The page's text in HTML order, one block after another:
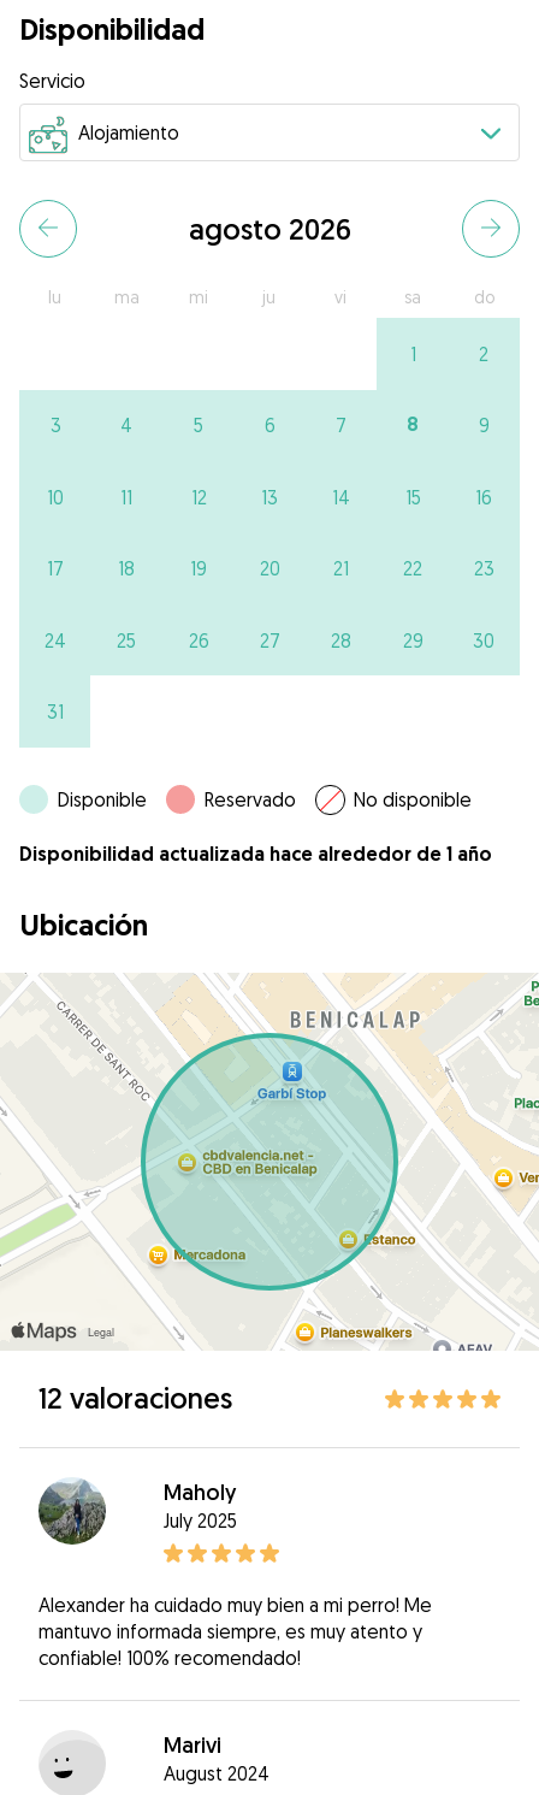
Disponibilidad
Servicio
agosto 2026
lu ma mi ju vi sa do
1 2
3 4 5 6 7 8 9
10 11 12 13 14 15 16
17 18 19 20 21 22 23
24 25 26 27 28 29 30
31
Disponible Reservado No disponible
Disponibilidad actualizada hace alrededor de 1 año
Ubicación
12 valoraciones
Maholy
July 2025
Alexander ha cuidado muy bien a mi perro! Me
mantuvo informada siempre, es muy atento y
confiable! 100% recomendado!
Marivi
August 2024